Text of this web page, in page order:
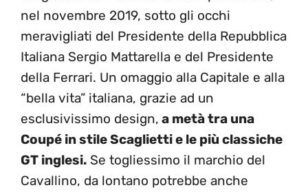
nel novembre 2019, sotto gli occhi
meravigliati del Presidente della Repubblica
Italiana Sergio Mattarella e del Presidente
della Ferrari. Un omaggio alla Capitale e alla
“bella vita” italiana, grazie ad un
esclusivissimo design, a metà tra una
Coupé in stile Scaglietti e le più classiche
GT inglesi. Se togliessimo il marchio del
Cavallino, da lontano potrebbe anche